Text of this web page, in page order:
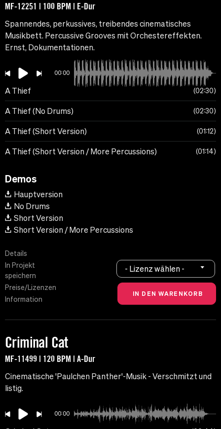
MF-12251 | 100 BPM | E-Dur
Spannendes, perkussives, treibendes cinematisches
Musikbett. Percussive Grooves mit Orchestereffekten.
Ernst, Dokumentationen.
00:00
A Thief 02:30
A Thief (No Drums) 02:30
A Thief (Short Version) 01:12
A Thief (Short Version / More Percussions) 01:14
Demos
Hauptversion
No Drums
Short Version
Short Version / More Percussions
Details
In Projekt
speichern
Preise/Lizenzen
Information
- Lizenz wählen -
Criminal Cat
MF-11499 | 120 BPM | A-Dur
Cinematische 'Paulchen Panther'-Musik - Verschmitzt und
listig.
00:00